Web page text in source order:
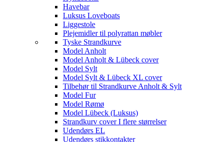
Havebar
Luksus Loveboats
Liggestole
Plejemidler til polyrattan møbler
Tyske Strandkurve
Model Anholt
Model Anholt & Lübeck cover
Model Sylt
Model Sylt & Lübeck XL cover
Tilbehør til Strandkurve Anholt & Sylt
Model Fur
Model Rømø
Model Lübeck (Luksus)
Strandkurv cover I flere størrelser
Udendørs EL
Udendørs stikkontakter